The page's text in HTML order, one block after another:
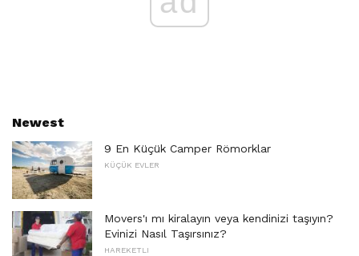
Newest
9 En Küçük Camper Römorklar
KÜÇÜK EVLER
Movers'ı mı kiralayın veya kendinizi taşıyın?
Evinizi Nasıl Taşırsınız?
HAREKETLI